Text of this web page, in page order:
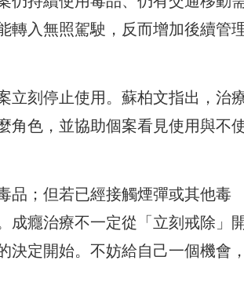
轉入無照駕駛，反而增加後續管
立刻停止使用。蘇柏文指出，治
角色，並協助個案看見使用與不
品；但若已經接觸煙彈或其他毒
成癮治療不一定從「立刻戒除」開
定開始。不妨給自己一個機會，